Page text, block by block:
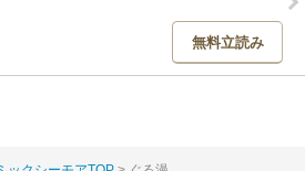
無料立読み